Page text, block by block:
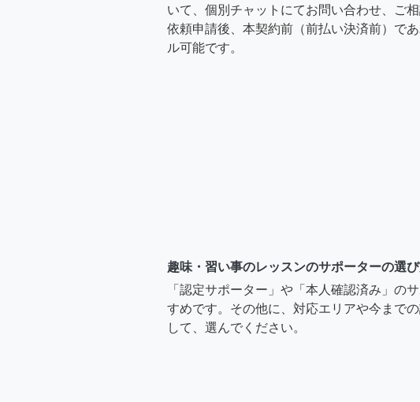
いて、個別チャットにてお問い合わせ、ご
依頼申請後、本契約前（前払い決済前）で
ル可能です。
趣味・習い事のレッスンのサポーターの選
「認定サポーター」や「本人確認済み」の
すめです。その他に、対応エリアや今まで
して、選んでください。